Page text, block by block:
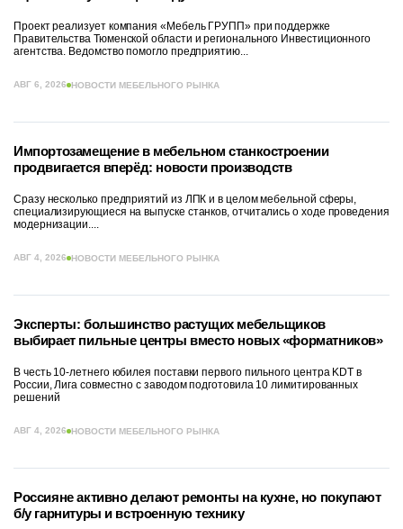
Проект реализует компания «Мебель ГРУПП» при поддержке
Правительства Тюменской области и регионального Инвестиционного
агентства. Ведомство помогло предприятию...
АВГ 6, 2026 НОВОСТИ МЕБЕЛЬНОГО РЫНКА
Импортозамещение в мебельном станкостроении
продвигается вперёд: новости производств
Сразу несколько предприятий из ЛПК и в целом мебельной сферы,
специализирующиеся на выпуске станков, отчитались о ходе проведения
модернизации....
АВГ 4, 2026 НОВОСТИ МЕБЕЛЬНОГО РЫНКА
Эксперты: большинство растущих мебельщиков
выбирает пильные центры вместо новых «форматников»
В честь 10-летнего юбилея поставки первого пильного центра KDT в
России, Лига совместно с заводом подготовила 10 лимитированных
решений
АВГ 4, 2026 НОВОСТИ МЕБЕЛЬНОГО РЫНКА
Россияне активно делают ремонты на кухне, но покупают
б/у гарнитуры и встроенную технику